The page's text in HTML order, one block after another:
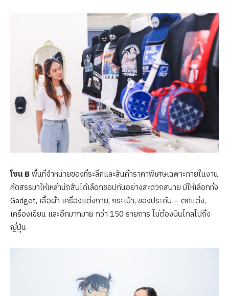
โซน B พื้นที่จำหน่ายของที่ระลึกและสินค้าราคาพิเศษเฉพาะภายในงาน
คัดสรรมาให้เหล่านักสืบได้เลือกชอปกันอย่างสะดวกสบาย มีให้เลือกทั้ง
Gadget, เสื้อผ้า เครื่องแต่งกาย, กระเป๋า, ของประดับ – ตกแต่ง,
เครื่องเขียน และอีกมากมาย กว่า 150 รายการ ไม่ต้องบินไกลไปถึง
ญี่ปุ่น